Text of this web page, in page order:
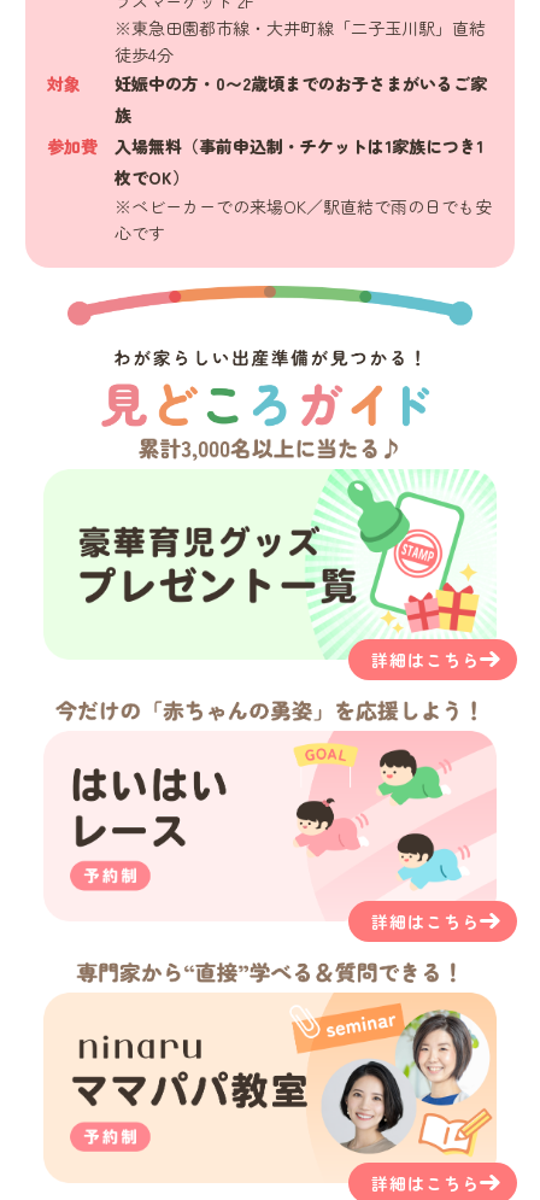
※東急田園都市線・大井町線「二子玉川駅」直結
徒歩4分
対象
妊娠中の方・0〜2歳頃までのお子さまがいるご家
族
参加費
入場無料（事前申込制・チケットは1家族につき1
枚でOK）
※ベビーカーでの来場OK／駅直結で雨の日でも安
心です
詳細はこちら
詳細はこちら
詳細はこちら